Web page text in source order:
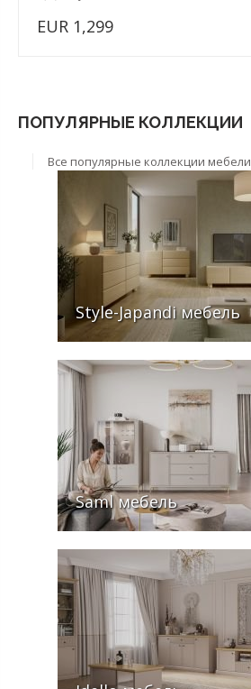
EUR 1,299
ПОПУЛЯРНЫЕ КОЛЛЕКЦИИ
Все популярные коллекции мебели
Style-Japandi мебель
Saml мебель